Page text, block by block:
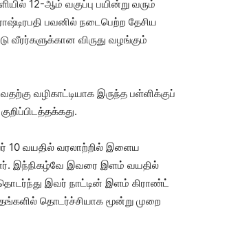
12-ஆம் வகுப்பு பயின்று வரும்
பவனில் நடைபெற்ற தேசிய
வீரர்களுக்கான விருது வழங்கும்
வழிகாட்டியாக இருந்த பள்ளிக்குப்
10 வயதில் வரலாற்றில் இளைய
இந்நிகழ்வே இவரை இளம் வயதில்
இவர் நாட்டின் இளம் கிராண்ட்
தொடர்ச்சியாக மூன்று முறை